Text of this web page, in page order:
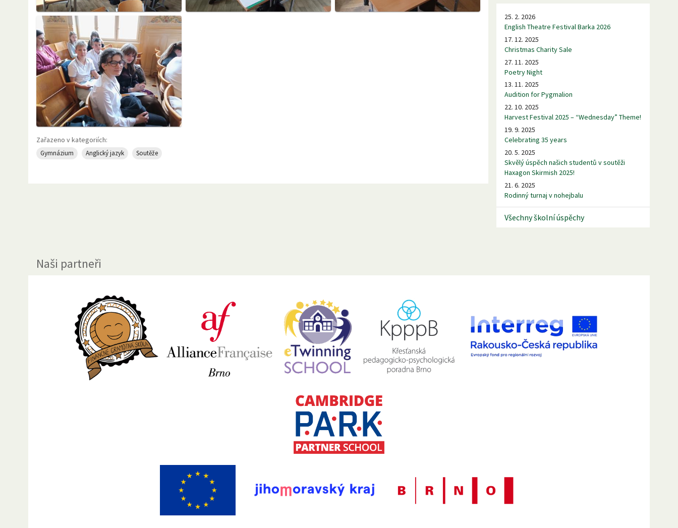
Zařazeno v kategoriích:
Gymnázium Anglický jazyk Soutěže
25. 2. 2026
English Theatre Festival Barka 2026
17. 12. 2025
Christmas Charity Sale
27. 11. 2025
Poetry Night
13. 11. 2025
Audition for Pygmalion
22. 10. 2025
Harvest Festival 2025 – “Wednesday” Theme!
19. 9. 2025
Celebrating 35 years
20. 5. 2025
Skvělý úspěch našich studentů v soutěži
Haxagon Skirmish 2025!
21. 6. 2025
Rodinný turnaj v nohejbalu
Všechny školní úspěchy
Naši partneři